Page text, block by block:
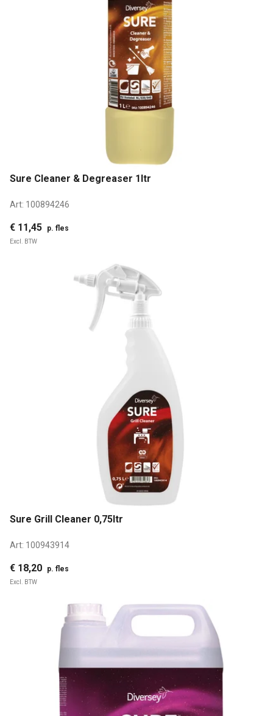
Sure Cleaner & Degreaser 1ltr
Art: 100894246
€ 11,45 p. fles
Excl. BTW
Sure Grill Cleaner 0,75ltr
Art: 100943914
€ 18,20 p. fles
Excl. BTW